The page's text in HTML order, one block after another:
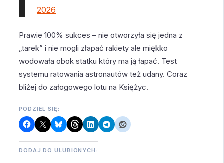
2026
Prawie 100% sukces – nie otworzyła się jedna z
„tarek” i nie mogli złapać rakiety ale miękko
wodowała obok statku który ma ją łapać. Test
systemu ratowania astronautów też udany. Coraz
bliżej do załogowego lotu na Księżyc.
PODZIEL SIĘ:
DODAJ DO ULUBIONYCH: